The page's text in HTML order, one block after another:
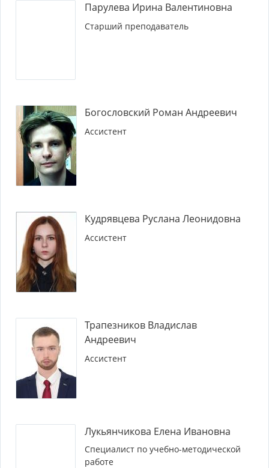
Парулева Ирина Валентиновна
Старший преподаватель
Богословский Роман Андреевич
Ассистент
Кудрявцева Руслана Леонидовна
Ассистент
Трапезников Владислав
Андреевич
Ассистент
Лукьянчикова Елена Ивановна
Специалист по учебно-методической
работе